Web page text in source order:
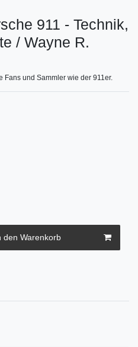
911 - Technik,
/ Wayne R.
und Sammler wie der 911er.
den Warenkorb